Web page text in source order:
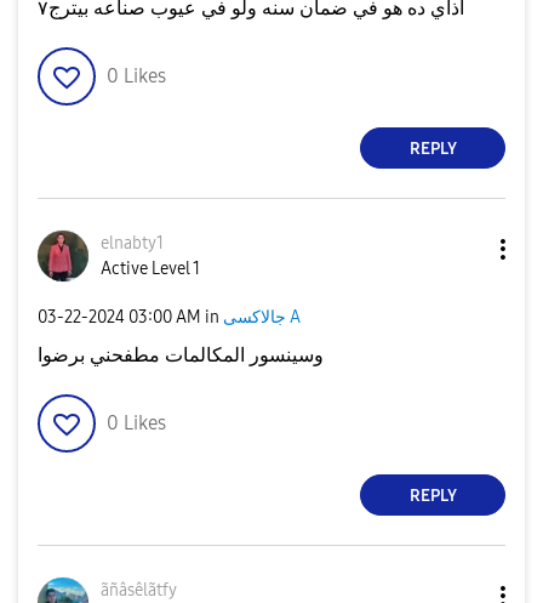
اذاي ده هو في ضمان سنه ولو في عيوب صناعه بيترج٧
0 Likes
REPLY
elnabty1
Active Level 1
‎03-22-2024 03:00 AM in جالاكسى A
وسينسور المكالمات مطفحني برضوا
0 Likes
REPLY
ãñâsêlãtfy